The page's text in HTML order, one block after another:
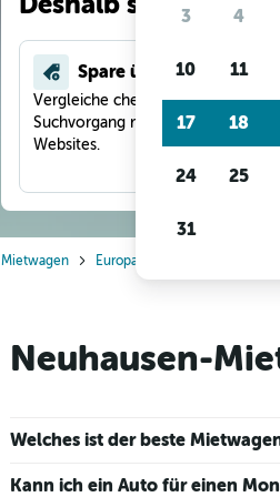
Spare über 40 %
Vergleiche checkfelix in einem
Suchvorgang mit anderen Reise-
Websites.
Mietwagen Europa
Neuhausen-
Welches ist der beste
Kann ich ein Auto für einen
3 4
10 11
17 18
24 25
31